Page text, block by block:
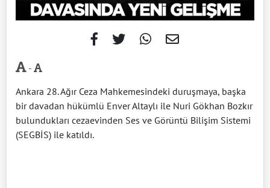
-
Ankara 28. Ağır Ceza Mahkemesindeki duruşmaya, başka
bir davadan hükümlü Enver Altaylı ile Nuri Gökhan Bozkır
bulundukları cezaevinden Ses ve Görüntü Bilişim Sistemi
(SEGBİS) ile katıldı.